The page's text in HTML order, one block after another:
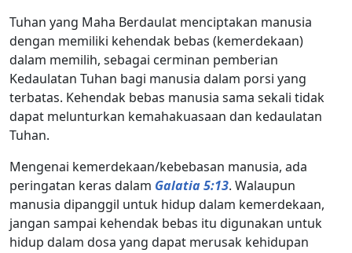
Tuhan yang Maha Berdaulat menciptakan manusia
dengan memiliki kehendak bebas (kemerdekaan)
dalam memilih, sebagai cerminan pemberian
Kedaulatan Tuhan bagi manusia dalam porsi yang
terbatas. Kehendak bebas manusia sama sekali tidak
dapat melunturkan kemahakuasaan dan kedaulatan
Tuhan.
Mengenai kemerdekaan/kebebasan manusia, ada
peringatan keras dalam Galatia 5:13. Walaupun
manusia dipanggil untuk hidup dalam kemerdekaan,
jangan sampai kehendak bebas itu digunakan untuk
hidup dalam dosa yang dapat merusak kehidupan